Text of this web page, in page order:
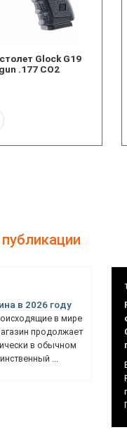
Glock G19
.177 CO2
в 2026 году
в мире
продолжает
в обычном
...